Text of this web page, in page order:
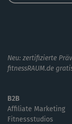
Neu: zertifizierte
fitnessRAUM.de
B2B
Affiliate Marketing
Fitnessstudios